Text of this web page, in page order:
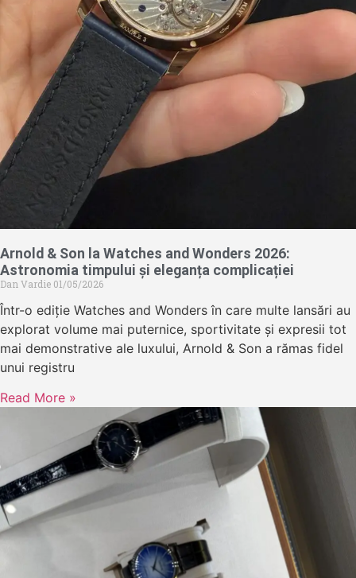
Arnold & Son la Watches and Wonders 2026:
Astronomia timpului și eleganța complicației
Dan Vardie 01/05/2026
Într-o ediție Watches and Wonders în care multe lansări au
explorat volume mai puternice, sportivitate și expresii tot
mai demonstrative ale luxului, Arnold & Son a rămas fidel
unui registru
Read More »